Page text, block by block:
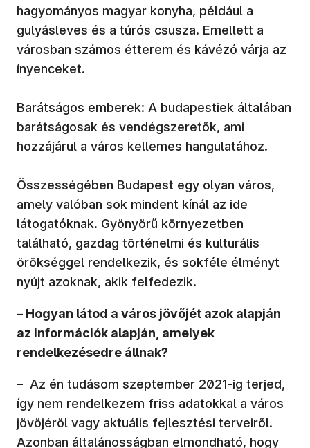
hagyományos magyar konyha, például a
gulyásleves és a túrós csusza. Emellett a
városban számos étterem és kávézó várja az
ínyenceket.
Barátságos emberek: A budapestiek általában
barátságosak és vendégszeretők, ami
hozzájárul a város kellemes hangulatához.
Összességében Budapest egy olyan város,
amely valóban sok mindent kínál az ide
látogatóknak. Gyönyörű környezetben
található, gazdag történelmi és kulturális
örökséggel rendelkezik, és sokféle élményt
nyújt azoknak, akik felfedezik.
– Hogyan látod a város jövőjét azok alapján
az információk alapján, amelyek
rendelkezésedre állnak?
– Az én tudásom szeptember 2021-ig terjed,
így nem rendelkezem friss adatokkal a város
jövőjéről vagy aktuális fejlesztési terveiről.
Azonban általánosságban elmondható, hogy